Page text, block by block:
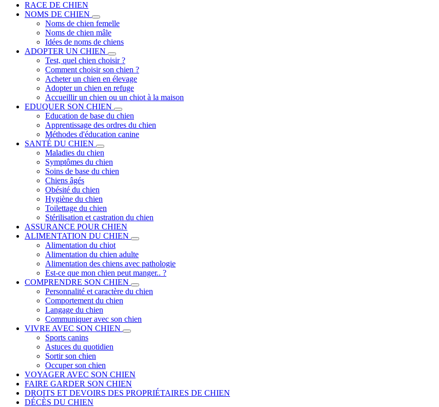
RACE DE CHIEN
NOMS DE CHIEN
Noms de chien femelle
Noms de chien mâle
Idées de noms de chiens
ADOPTER UN CHIEN
Test, quel chien choisir ?
Comment choisir son chien ?
Acheter un chien en élevage
Adopter un chien en refuge
Accueillir un chien ou un chiot à la maison
EDUQUER SON CHIEN
Education de base du chien
Apprentissage des ordres du chien
Méthodes d'éducation canine
SANTÉ DU CHIEN
Maladies du chien
Symptômes du chien
Soins de base du chien
Chiens âgés
Obésité du chien
Hygiène du chien
Toilettage du chien
Stérilisation et castration du chien
ASSURANCE POUR CHIEN
ALIMENTATION DU CHIEN
Alimentation du chiot
Alimentation du chien adulte
Alimentation des chiens avec pathologie
Est-ce que mon chien peut manger.. ?
COMPRENDRE SON CHIEN
Personnalité et caractère du chien
Comportement du chien
Langage du chien
Communiquer avec son chien
VIVRE AVEC SON CHIEN
Sports canins
Astuces du quotidien
Sortir son chien
Occuper son chien
VOYAGER AVEC SON CHIEN
FAIRE GARDER SON CHIEN
DROITS ET DEVOIRS DES PROPRIÉTAIRES DE CHIEN
DÉCÈS DU CHIEN